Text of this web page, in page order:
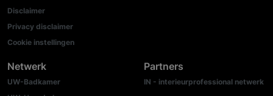
Disclaimer
Privacy disclaimer
Cookie instellingen
Netwerk
UW-Badkamer
Partners
IN - interieurprofessional netwerk